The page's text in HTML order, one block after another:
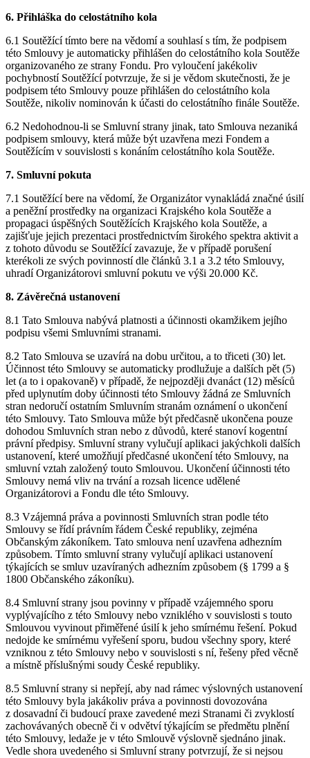
6. Přihláška do celostátního kola
6.1 Soutěžící tímto bere na vědomí a souhlasí s tím, že podpisem
této Smlouvy je automaticky přihlášen do celostátního kola Soutěže
organizovaného ze strany Fondu. Pro vyloučení jakékoliv
pochybností Soutěžící potvrzuje, že si je vědom skutečnosti, že je
podpisem této Smlouvy pouze přihlášen do celostátního kola
Soutěže, nikoliv nominován k účasti do celostátního finále Soutěže.
6.2 Nedohodnou-li se Smluvní strany jinak, tato Smlouva nezaniká
podpisem smlouvy, která může být uzavřena mezi Fondem a
Soutěžícím v souvislosti s konáním celostátního kola Soutěže.
7. Smluvní pokuta
7.1 Soutěžící bere na vědomí, že Organizátor vynakládá značné úsilí
a peněžní prostředky na organizaci Krajského kola Soutěže a
propagaci úspěšných Soutěžících Krajského kola Soutěže, a
zajišťuje jejich prezentaci prostřednictvím širokého spektra aktivit a
z tohoto důvodu se Soutěžící zavazuje, že v případě porušení
kterékoli ze svých povinností dle článků 3.1 a 3.2 této Smlouvy,
uhradí Organizátorovi smluvní pokutu ve výši 20.000 Kč.
8. Závěrečná ustanovení
8.1 Tato Smlouva nabývá platnosti a účinnosti okamžikem jejího
podpisu všemi Smluvními stranami.
8.2 Tato Smlouva se uzavírá na dobu určitou, a to třiceti (30) let.
Účinnost této Smlouvy se automaticky prodlužuje a dalších pět (5)
let (a to i opakovaně) v případě, že nejpozději dvanáct (12) měsíců
před uplynutím doby účinnosti této Smlouvy žádná ze Smluvních
stran nedoručí ostatním Smluvním stranám oznámení o ukončení
této Smlouvy. Tato Smlouva může být předčasně ukončena pouze
dohodou Smluvních stran nebo z důvodů, které stanoví kogentní
právní předpisy. Smluvní strany vylučují aplikaci jakýchkoli dalších
ustanovení, které umožňují předčasné ukončení této Smlouvy, na
smluvní vztah založený touto Smlouvou. Ukončení účinnosti této
Smlouvy nemá vliv na trvání a rozsah licence udělené
Organizátorovi a Fondu dle této Smlouvy.
8.3 Vzájemná práva a povinnosti Smluvních stran podle této
Smlouvy se řídí právním řádem České republiky, zejména
Občanským zákoníkem. Tato smlouva není uzavřena adhezním
způsobem. Tímto smluvní strany vylučují aplikaci ustanovení
týkajících se smluv uzavíraných adhezním způsobem (§ 1799 a §
1800 Občanského zákoníku).
8.4 Smluvní strany jsou povinny v případě vzájemného sporu
vyplývajícího z této Smlouvy nebo vzniklého v souvislosti s touto
Smlouvou vyvinout přiměřené úsilí k jeho smírnému řešení. Pokud
nedojde ke smírnému vyřešení sporu, budou všechny spory, které
vzniknou z této Smlouvy nebo v souvislosti s ní, řešeny před věcně
a místně příslušnými soudy České republiky.
8.5 Smluvní strany si nepřejí, aby nad rámec výslovných ustanovení
této Smlouvy byla jakákoliv práva a povinnosti dovozována
z dosavadní či budoucí praxe zavedené mezi Stranami či zvyklostí
zachovávaných obecně či v odvětví týkajícím se předmětu plnění
této Smlouvy, ledaže je v této Smlouvě výslovně sjednáno jinak.
Vedle shora uvedeného si Smluvní strany potvrzují, že si nejsou